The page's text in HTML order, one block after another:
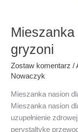
gryzoni
Zostaw komentarz /
Nowaczyk
Mieszanka nasion
Mieszanka nasion
uzupełnienie
perystaltykę